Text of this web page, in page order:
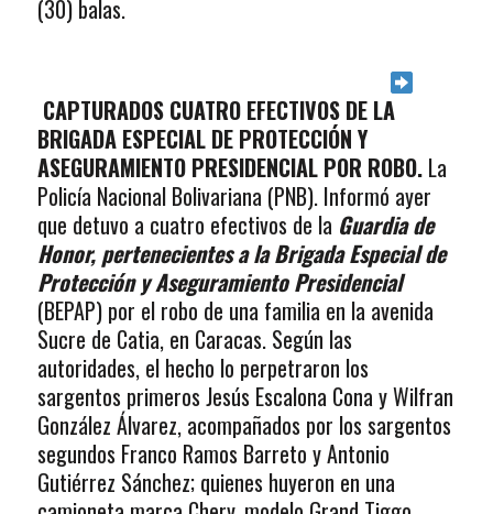
(30) balas.
CAPTURADOS CUATRO EFECTIVOS DE LA
BRIGADA ESPECIAL DE PROTECCIÓN Y
ASEGURAMIENTO PRESIDENCIAL POR ROBO. La
Policía Nacional Bolivariana (PNB). Informó ayer
que detuvo a cuatro efectivos de la Guardia de
Honor, pertenecientes a la Brigada Especial de
Protección y Aseguramiento Presidencial
(BEPAP) por el robo de una familia en la avenida
Sucre de Catia, en Caracas. Según las
autoridades, el hecho lo perpetraron los
sargentos primeros Jesús Escalona Cona y Wilfran
González Álvarez, acompañados por los sargentos
segundos Franco Ramos Barreto y Antonio
Gutiérrez Sánchez; quienes huyeron en una